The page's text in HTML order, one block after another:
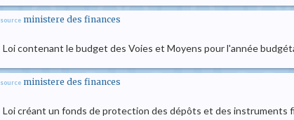
source ministere des finances
Loi contenant le budget des Voies et Moyens pour l'année
source ministere des finances
Loi créant un fonds de protection des dépôts et des